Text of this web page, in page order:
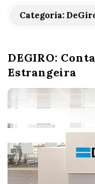
Categoria:
DEGIRO:
Estrangeira